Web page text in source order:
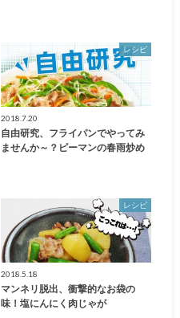
レシピ
2018.7.20
自由研究、フライパンでやってみ
ませんか～？ピーマンの春雨炒め
レシピ
2018.5.18
マンネリ脱出、衝撃的なお袋の
味！塩にんにく肉じゃが